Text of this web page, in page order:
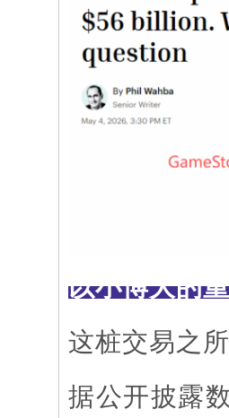
以小博大的
这桩交易之
据公开披露